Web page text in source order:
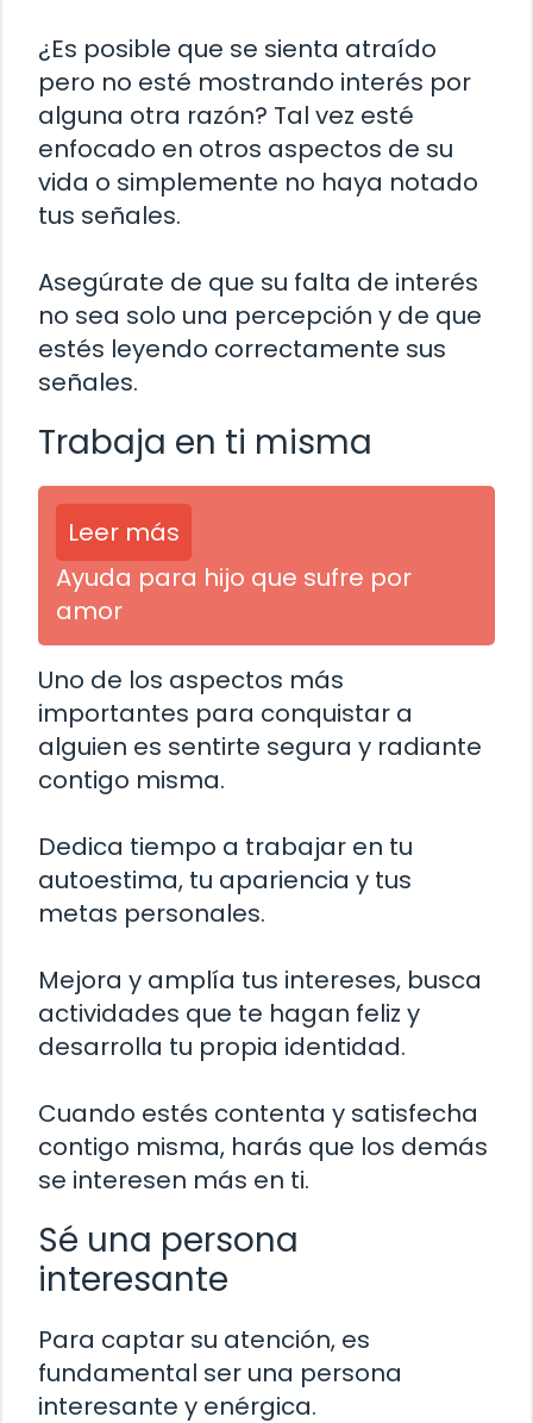
¿Es posible que se sienta atraído
pero no esté mostrando interés por
alguna otra razón? Tal vez esté
enfocado en otros aspectos de su
vida o simplemente no haya notado
tus señales.
Asegúrate de que su falta de interés
no sea solo una percepción y de que
estés leyendo correctamente sus
señales.
Trabaja en ti misma
Leer más
Ayuda para hijo que sufre por
amor
Uno de los aspectos más
importantes para conquistar a
alguien es sentirte segura y radiante
contigo misma.
Dedica tiempo a trabajar en tu
autoestima, tu apariencia y tus
metas personales.
Mejora y amplía tus intereses, busca
actividades que te hagan feliz y
desarrolla tu propia identidad.
Cuando estés contenta y satisfecha
contigo misma, harás que los demás
se interesen más en ti.
Sé una persona
interesante
Para captar su atención, es
fundamental ser una persona
interesante y enérgica.